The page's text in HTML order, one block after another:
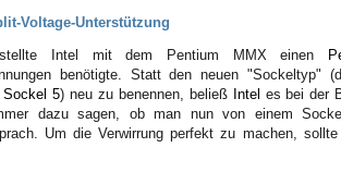
Voltage-Unterstützung
Intel mit dem Pentium MMX einen
benötigte. Statt den neuen "Sockeltyp"
Sockel 5) neu zu benennen, beließ Intel es bei der
dazu sagen, ob man nun von einem
Um die Verwirrung perfekt zu machen,